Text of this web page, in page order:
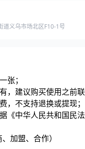
道义乌市场北区F10-1号
张；
，建议购买使用之前联
，不支持退换或提现；
《中华人民共和国民
加盟、合作）